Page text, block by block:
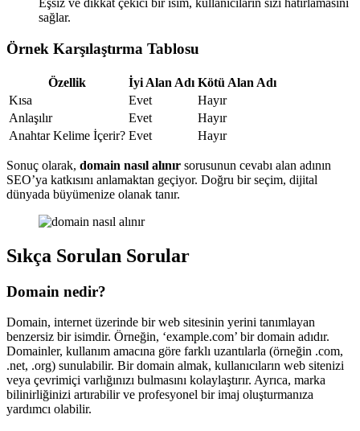
Eşsiz ve dikkat çekici bir isim, kullanıcıların sizi hatırlamasını
sağlar.
Örnek Karşılaştırma Tablosu
Özellik İyi Alan Adı Kötü Alan Adı
Kısa
Evet
Hayır
Anlaşılır
Evet
Hayır
Anahtar Kelime İçerir? Evet Hayır
Sonuç olarak, domain nasıl alınır sorusunun cevabı alan adının
SEO’ya katkısını anlamaktan geçiyor. Doğru bir seçim, dijital
dünyada büyümenize olanak tanır.
Sıkça Sorulan Sorular
Domain nedir?
Domain, internet üzerinde bir web sitesinin yerini tanımlayan
benzersiz bir isimdir. Örneğin, ‘example.com’ bir domain adıdır.
Domainler, kullanım amacına göre farklı uzantılarla (örneğin .com,
.net, .org) sunulabilir. Bir domain almak, kullanıcıların web sitenizi
veya çevrimiçi varlığınızı bulmasını kolaylaştırır. Ayrıca, marka
bilinirliğinizi artırabilir ve profesyonel bir imaj oluşturmanıza
yardımcı olabilir.